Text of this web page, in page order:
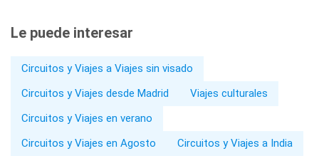
Le puede interesar
Circuitos y Viajes a Viajes sin visado
Circuitos y Viajes desde Madrid
Viajes culturales
Circuitos y Viajes en verano
Circuitos y Viajes en Agosto
Circuitos y Viajes a India